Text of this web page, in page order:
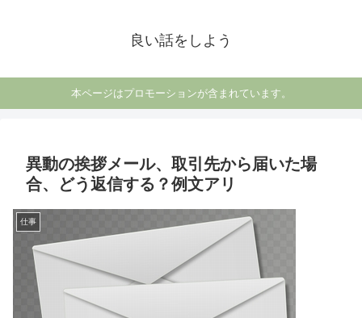
良い話をしよう
本ページはプロモーションが含まれています。
異動の挨拶メール、取引先から届いた場
合、どう返信する？例文アリ
仕事